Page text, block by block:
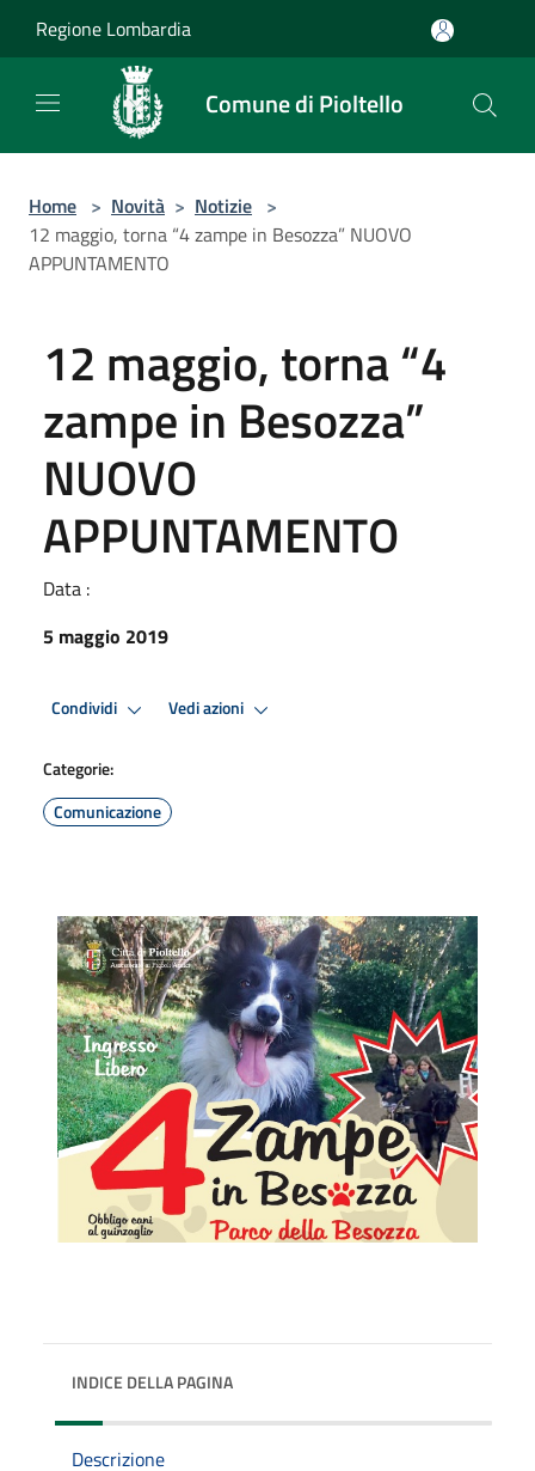
Regione Lombardia
Comune di Pioltello
Home > Novità > Notizie >
12 maggio, torna “4 zampe in Besozza” NUOVO
APPUNTAMENTO
12 maggio, torna “4
zampe in Besozza”
NUOVO
APPUNTAMENTO
Data :
5 maggio 2019
Condividi Vedi azioni
Categorie:
Comunicazione
INDICE DELLA PAGINA
Descrizione